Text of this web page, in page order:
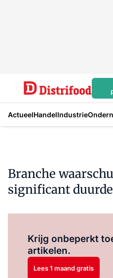
ActueelHandelIndustrie
Branche
significant
Krijg onbeperkt
artikelen.
Lees 1 maand gratis